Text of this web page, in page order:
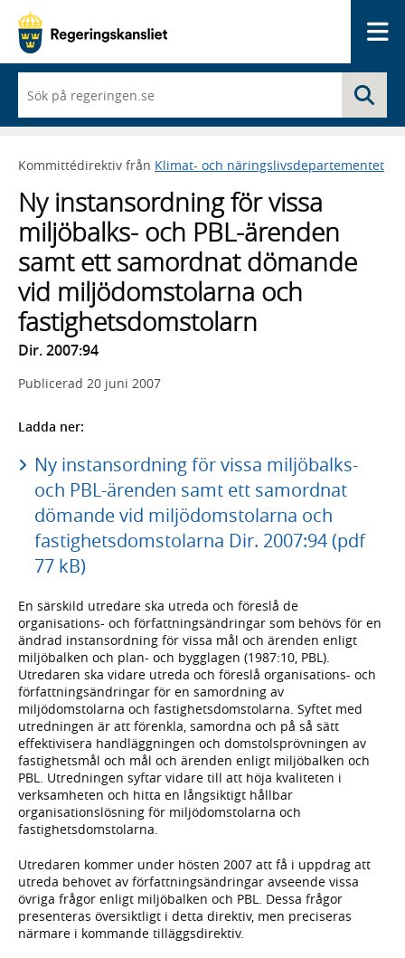
du
börjar
skriva
framträder
lista
med
sökförslag
Kommittédirektiv från Klimat- och näringslivsdepartementet
Ny instansordning för vissa
miljöbalks- och PBL-ärenden
samt ett samordnat dömande
vid miljödomstolarna och
fastighetsdomstolarn
Dir. 2007:94
Publicerad 20 juni 2007
Ladda ner:
Ny instansordning för vissa miljöbalks-
och PBL-ärenden samt ett samordnat
dömande vid miljödomstolarna och
fastighetsdomstolarna Dir. 2007:94 (pdf
77 kB)
En särskild utredare ska utreda och föreslå de
organisations- och författningsändringar som behövs för en
ändrad instansordning för vissa mål och ärenden enligt
miljöbalken och plan- och bygglagen (1987:10, PBL).
Utredaren ska vidare utreda och föreslå organisations- och
författningsändringar för en samordning av
miljödomstolarna och fastighetsdomstolarna. Syftet med
utredningen är att förenkla, samordna och på så sätt
effektivisera handläggningen och domstolsprövningen av
fastighetsmål och mål och ärenden enligt miljöbalken och
PBL. Utredningen syftar vidare till att höja kvaliteten i
verksamheten och hitta en långsiktigt hållbar
organisationslösning för miljödomstolarna och
fastighetsdomstolarna.
Utredaren kommer under hösten 2007 att få i uppdrag att
utreda behovet av författningsändringar avseende vissa
övriga frågor enligt miljöbalken och PBL. Dessa frågor
presenteras översiktligt i detta direktiv, men preciseras
närmare i kommande tilläggsdirektiv.